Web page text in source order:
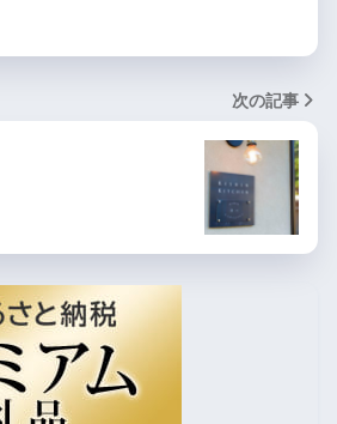
次の記事